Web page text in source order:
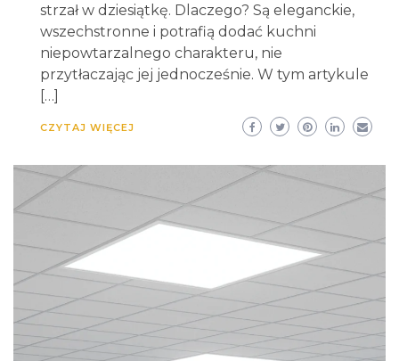
strzał w dziesiątkę. Dlaczego? Są eleganckie,
wszechstronne i potrafią dodać kuchni
niepowtarzalnego charakteru, nie
przytłaczając jej jednocześnie. W tym artykule
[…]
CZYTAJ WIĘCEJ